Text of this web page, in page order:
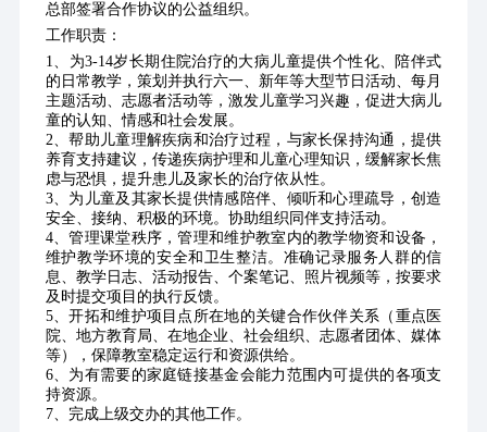
总部签署合作协议的公益组织。
工作职责：
1、为3-14岁长期住院治疗的大病儿童提供个性化、陪伴式
的日常教学，策划并执行六一、新年等大型节日活动、每月
主题活动、志愿者活动等，激发儿童学习兴趣，促进大病儿
童的认知、情感和社会发展。
2、帮助儿童理解疾病和治疗过程，与家长保持沟通，提供
养育支持建议，传递疾病护理和儿童心理知识，缓解家长焦
虑与恐惧，提升患儿及家长的治疗依从性。
3、为儿童及其家长提供情感陪伴、倾听和心理疏导，创造
安全、接纳、积极的环境。协助组织同伴支持活动。
4、管理课堂秩序，管理和维护教室内的教学物资和设备，
维护教学环境的安全和卫生整洁。准确记录服务人群的信
息、教学日志、活动报告、个案笔记、照片视频等，按要求
及时提交项目的执行反馈。
5、开拓和维护项目点所在地的关键合作伙伴关系（重点医
院、地方教育局、在地企业、社会组织、志愿者团体、媒体
等），保障教室稳定运行和资源供给。
6、为有需要的家庭链接基金会能力范围内可提供的各项支
持资源。
7、完成上级交办的其他工作。